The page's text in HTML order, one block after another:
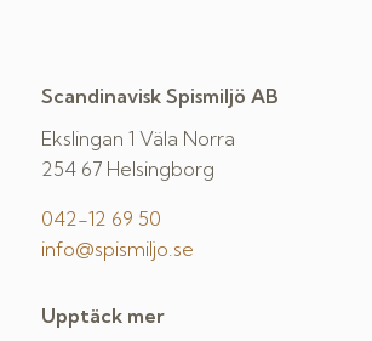
Scandinavisk Spismiljö AB
Ekslingan 1 Väla Norra
254 67 Helsingborg
042-12 69 50
info@spismiljo.se
Upptäck mer